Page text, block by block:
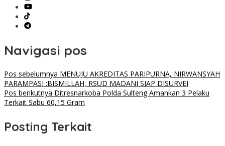
Navigasi pos
Pos sebelumnya MENUJU AKREDITAS PARIPURNA, NIRWANSYAH
PARAMPASI :BISMILLAH, RSUD MADANI SIAP DISURVEI
Pos berikutnya Ditresnarkoba Polda Sulteng Amankan 3 Pelaku
Terkait Sabu 60,15 Gram
Posting Terkait